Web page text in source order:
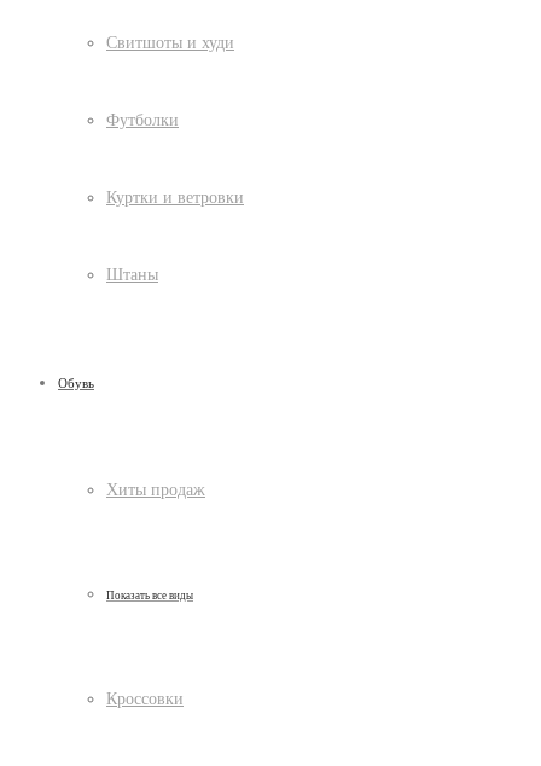
Свитшоты и худи
Футболки
Куртки и ветровки
Штаны
Обувь
Хиты продаж
Показать все виды
Кроссовки